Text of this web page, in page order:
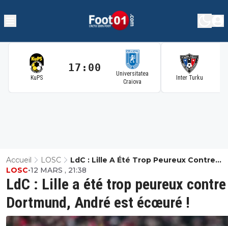
KuPS
17:00
Universitatea
Craiova
Inter Turku
Accueil LOSC
LdC : Lille A Été Trop Peureux Contre
Dortmund, André Est Écœuré !
LdC : Lille a été trop peureux contre
Dortmund, André est écœuré !
LOSC•12 MARS , 21:38